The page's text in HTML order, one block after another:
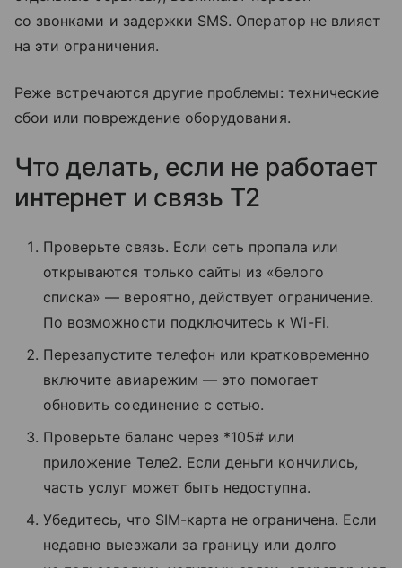
со звонками и задержки SMS. Оператор не влияет
на эти ограничения.
Реже встречаются другие проблемы: технические
сбои или повреждение оборудования.
Что делать, если не работает
интернет и связь T2
Проверьте связь. Если сеть пропала или
открываются только сайты из «белого
списка» — вероятно, действует ограничение.
По возможности подключитесь к Wi-Fi.
Перезапустите телефон или кратковременно
включите авиарежим — это помогает
обновить соединение с сетью.
Проверьте баланс через *105# или
приложение Tеле2. Если деньги кончились,
часть услуг может быть недоступна.
Убедитесь, что SIM-карта не ограничена. Если
недавно выезжали за границу или долго